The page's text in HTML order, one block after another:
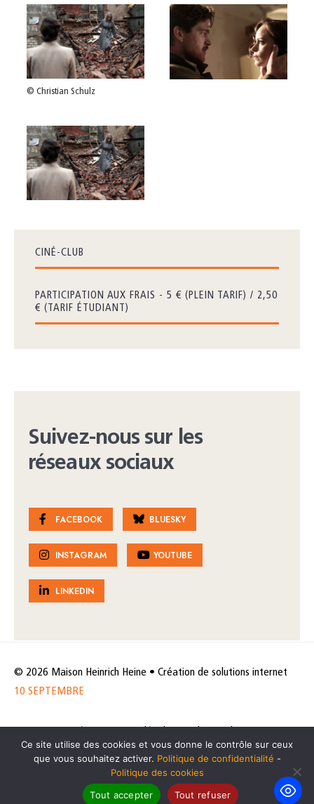
© Christian Schulz
CINÉ-CLUB
PARTICIPATION AUX FRAIS - 5 € (PLEIN TARIF) / 2,50
€ (TARIF ÉTUDIANT)
Suivez-nous sur les
réseaux sociaux
FACEBOOK BLUESKY
INSTAGRAM YOUTUBE
LINKEDIN
© 2026 Maison Heinrich Heine • Création de solutions internet
10 SEPTEMBRE
de données
Politique des cookies
Ce site utilise des cookies et vous donne le contrôle sur ceux
que vous souhaitez activer. Politique de confidentialité -
Politique des cookies
Tout accepter
Tout refuser